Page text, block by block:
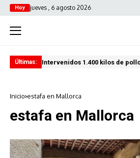
Hoy jueves , 6 agosto 2026
Últimas: Intervenidos 1.400 kilos de
Inicio estafa en Mallorca
estafa en Mallorca